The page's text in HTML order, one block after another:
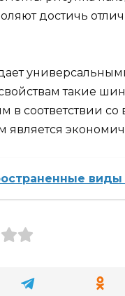
достичь
такие
в соответствии